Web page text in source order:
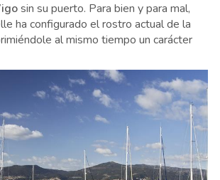
sin su puerto. Para bien y para mal,
ha configurado el rostro actual de la
al mismo tiempo un carácter